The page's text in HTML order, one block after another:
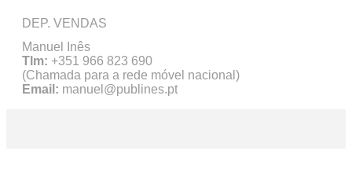
DEP. VENDAS
Manuel Inês
Tlm: +351 966 823 690
(Chamada para a rede móvel nacional)
Email: manuel@publines.pt